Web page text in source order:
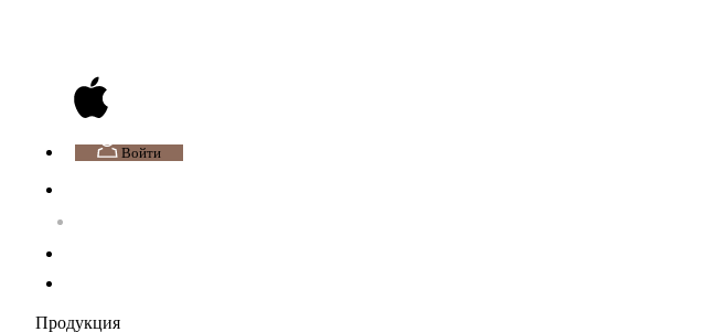
Войти
Продукция